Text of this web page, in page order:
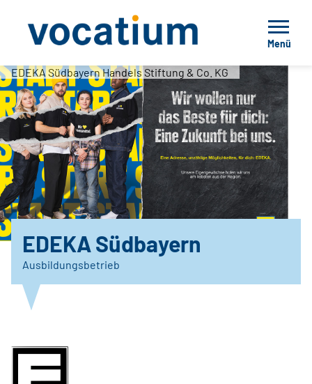
Menü
EDEKA Südbayern Handels Stiftung & Co. KG
EDEKA Südbayern
Ausbildungsbetrieb